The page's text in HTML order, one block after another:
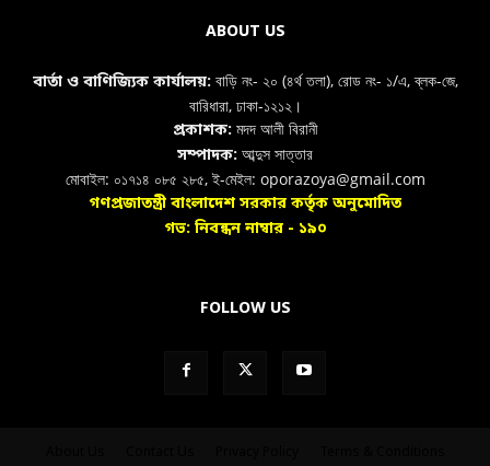
ABOUT US
বার্তা ও বাণিজ্যিক কার্যালয়: বাড়ি নং- ২০ (৪র্থ তলা), রোড নং- ১/এ, ব্লক-জে,
বারিধারা, ঢাকা-১২১২।
প্রকাশক:মদদ আলী বিরানী
সম্পাদক: আব্দুস সাত্তার
মোবাইল: ০১৭১৪ ০৮৫ ২৮৫, ই-মেইল: oporazoya@gmail.com
গণপ্রজাতন্ত্রী বাংলাদেশ সরকার কর্তৃক অনুমোদিত
গভ: নিবন্ধন নাম্বার - ১৯০
FOLLOW US